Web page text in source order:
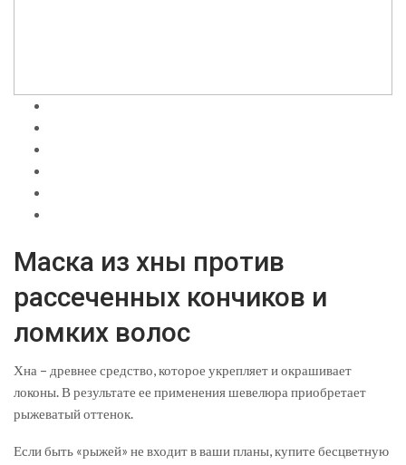
Маска из хны против
рассеченных кончиков и
ломких волос
Хна – древнее средство, которое укрепляет и окрашивает
локоны. В результате ее применения шевелюра приобретает
рыжеватый оттенок.
Если быть «рыжей» не входит в ваши планы, купите бесцветную